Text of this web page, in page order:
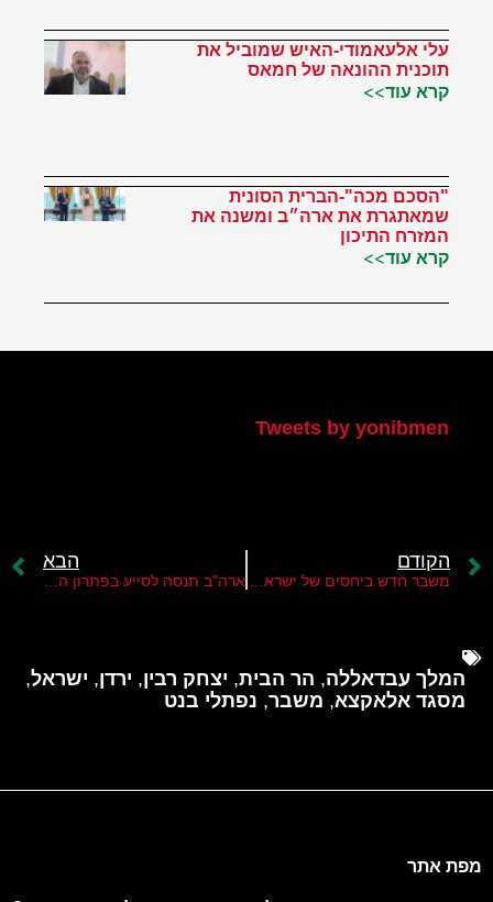
עלי אלעאמודי-האיש שמוביל את
תוכנית ההונאה של חמאס
קרא עוד>>
"הסכם מכה"-הברית הסונית
שמאתגרת את ארה״ב ומשנה את
המזרח התיכון
קרא עוד>>
Tweets by yonibmen
הקודם הבא
המלך עבדאללה, הר הבית, יצחק רבין, ירדן, ישראל,
מסגד אלאקצא, משבר, נפתלי בנט
מפת אתר